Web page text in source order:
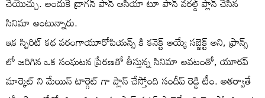
సినిమా అంటున్నారు.
ఇక స్పిరిట్ కథ పరంగాయూరోపియన్స్ కి కనెక్ట్ అయ్యే సబ్జెక్ట్ అని, ఫ్రాన్స్
లో జరిగిన ఒక సంఘటన ప్రేరణతో తీస్తున్న సినిమా అవటంతో, యూరప్
మార్కెట్ ని మేయిన్ టార్గెట్ గా ప్లాన్ చేస్తోంది సందీప్ రెడ్డి టీం. ఆతర్వాతే